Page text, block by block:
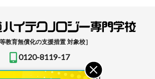
等教育無償化の支援措置 対象校］
0120-8119-17